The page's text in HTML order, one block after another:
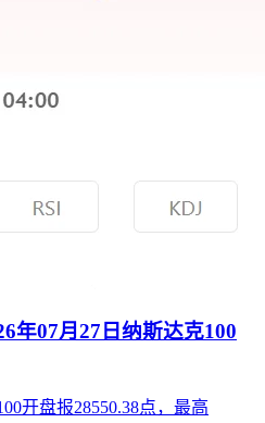
年07月27日纳斯达克100
开盘报28550.38点，最高